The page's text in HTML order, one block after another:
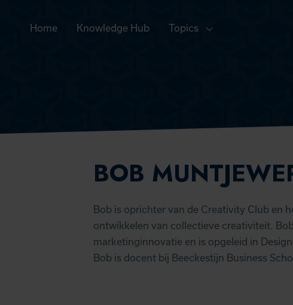
Home Knowledge Hub Topics
BOB
Bob is oprichter van de Creativity Club en
ontwikkelen van collectieve creativiteit.
marketinginnovatie en is opgeleid in
Bob is docent bij Beeckestijn Business